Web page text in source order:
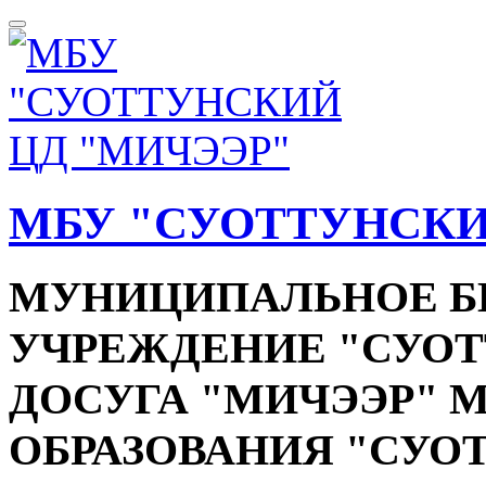
МБУ
МУНИЦИПАЛЬНОЕ
УЧРЕЖДЕНИЕ
ДОСУГА "МИЧЭЭР"
ОБРАЗОВАНИЯ